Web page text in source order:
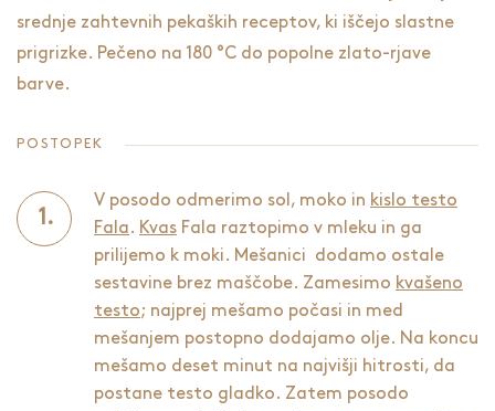
srednje zahtevnih pekaških receptov, ki iščejo slastne
prigrizke. Pečeno na 180 °C do popolne zlato-rjave
barve.
POSTOPEK
V posodo odmerimo sol, moko in kislo testo
Fala . Kvas Fala raztopimo v mleku in ga
prilijemo k moki. Mešanici dodamo ostale
sestavine brez maščobe. Zamesimo kvašeno
testo; najprej mešamo počasi in med
mešanjem postopno dodajamo olje. Na koncu
mešamo deset minut na najvišji hitrosti, da
postane testo gladko. Zatem posodo